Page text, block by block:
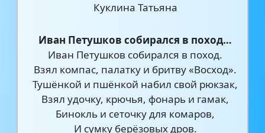
Куклина Татьяна
Иван Петушков собирался в поход…
Иван Петушков собирался в поход.
Взял компас, палатку и бритву «Восход».
Тушёнкой и пшёнкой набил свой рюкзак,
Взял удочку, крючья, фонарь и гамак,
Бинокль и сеточку для комаров,
И сумку берёзовых дров.